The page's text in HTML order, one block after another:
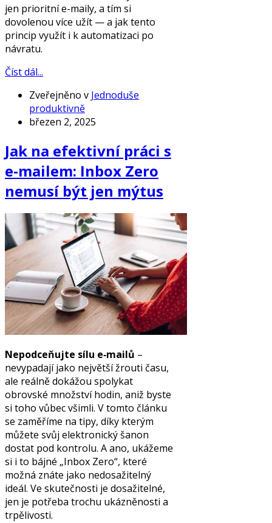
jen prioritní e-maily, a tím si
dovolenou více užít — a jak tento
princip využít i k automatizaci po
návratu.
Číst dál...
Zveřejněno v Jednoduše
produktivně
březen 2, 2025
Jak na efektivní práci s
e‑mailem: Inbox Zero
nemusí být jen mýtus
Nepodceňujte sílu e‑mailů –
nevypadají jako největší žrouti času,
ale reálně dokážou spolykat
obrovské množství hodin, aniž byste
si toho vůbec všimli. V tomto článku
se zaměříme na tipy, díky kterým
můžete svůj elektronický šanon
dostat pod kontrolu. A ano, ukážeme
si i to bájné „Inbox Zero“, které
možná znáte jako nedosažitelný
ideál. Ve skutečnosti je dosažitelné,
jen je potřeba trochu ukázněnosti a
trpělivosti.